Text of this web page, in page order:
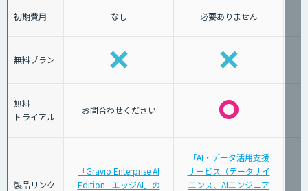
初期費用 なし 必要ありません
無料プラン
無料
トライアル
お問合わせください
製品リンク
「Gravio Enterprise AI
Edition - エッジAI」の
「AI・データ活用支援
サービス（データサイ
エンス、AIエンジニア